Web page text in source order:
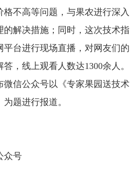
不高等问题，与果农进行深入
的解决措施；同时，这次技术指
平台进行现场直播，对网友们的
，线上观看人数达1300余人。
微信公众号以《专家果园送技术
题进行报道。
众号